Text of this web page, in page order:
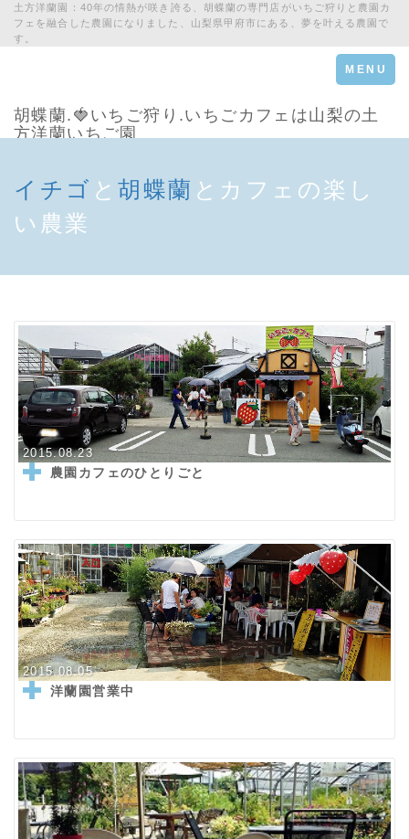
土方洋蘭園：40年の情熱が咲き誇る、胡蝶蘭の専門店がいちご狩りと農園カ
フェを融合した農園になりました、山梨県甲府市にある、夢を叶える農園で
す。
Toggle
navigation
MENU
胡蝶蘭.🍓いちご狩り.いちごカフェは山梨の土
方洋蘭いちご園
イチゴ と 胡蝶蘭 とカフェの楽し
い農業
2015.08.23
農園カフェのひとりごと
2015.08.05
洋蘭園営業中